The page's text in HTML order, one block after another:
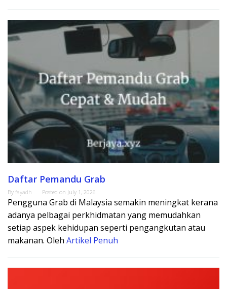
Daftar Pemandu Grab
By fayadh Posted on July 1, 2026
Pengguna Grab di Malaysia semakin meningkat kerana
adanya pelbagai perkhidmatan yang memudahkan
setiap aspek kehidupan seperti pengangkutan atau
makanan. Oleh Artikel Penuh